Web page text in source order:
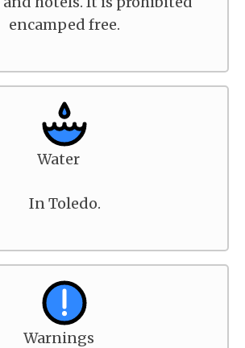
encamped free.
Water
In Toledo.
Warnings